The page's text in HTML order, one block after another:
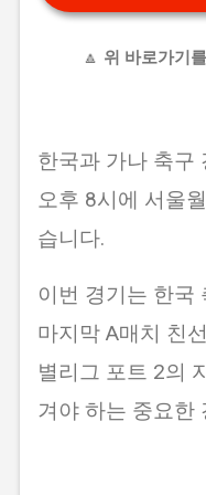
🔼 위 바로가기
한국과 가나 축구
오후 8시에 서울
습니다.
이번 경기는 한국
마지막 A매치 친
별리그 포트 2의
겨야 하는 중요한